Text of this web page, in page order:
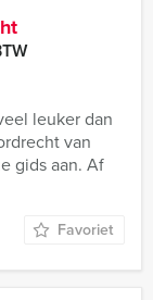
leuker dan
van
gids aan. Af
Favoriet